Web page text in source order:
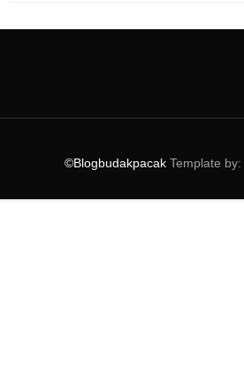
►December(2)
©Blogbudakpacak Template by: